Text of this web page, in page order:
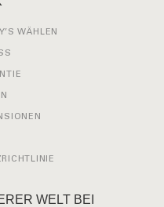
WÄHLEN
WELT BEI